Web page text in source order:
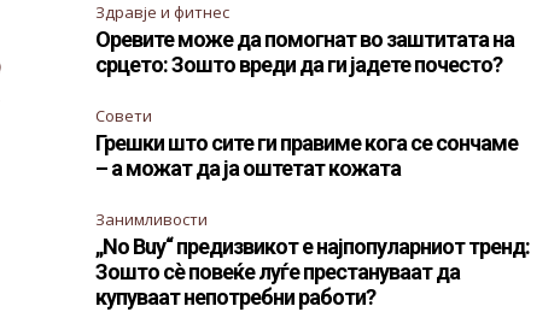
Здравје и фитнес
Оревите може да помогнат во заштитата на
срцето: Зошто вреди да ги јадете почесто?
Совети
Грешки што сите ги правиме кога се сончаме
– а можат да ја оштетат кожата
Занимливости
„No Buy“ предизвикот е најпопуларниот тренд:
Зошто сè повеќе луѓе престануваат да
купуваат непотребни работи?